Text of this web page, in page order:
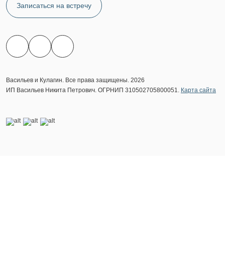
Записаться на встречу
Васильев и Кулагин. Все права защищены. 2026
ИП Васильев Никита Петрович. ОГРНИП 310502705800051. Карта сайта